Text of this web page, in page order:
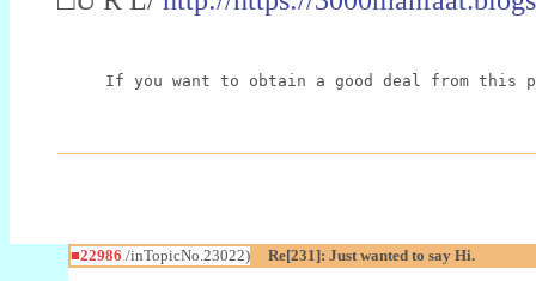
If you want to obtain a good deal from this
■22986 /inTopicNo.23022) Re[231]: Just wanted to say Hi.